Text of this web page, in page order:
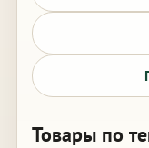
Товары по